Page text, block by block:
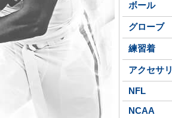
ボール
グローブ
練習着
アクセサ
NFL
NCAA